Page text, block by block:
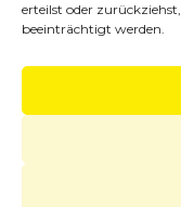
erteilst oder
beeinträchtigt werden.